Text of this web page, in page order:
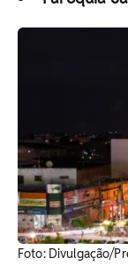
Foto: Divulgação/